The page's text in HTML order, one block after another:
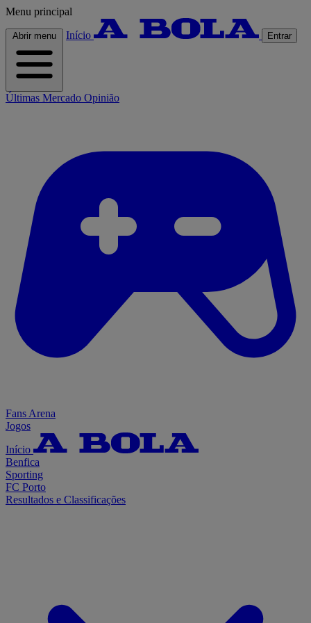
Menu principal
Abrir menu Início Entrar
Últimas Mercado Opinião
Fans Arena
Jogos
Início
Benfica
Sporting
FC Porto
Resultados e Classificações